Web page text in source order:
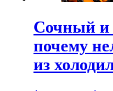
Сочный и
почему
из